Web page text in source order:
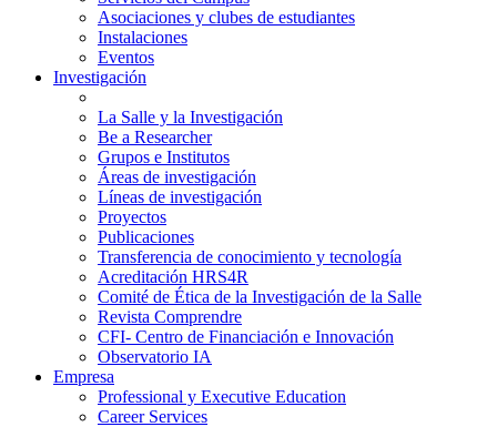
Asociaciones y clubes de estudiantes
Instalaciones
Eventos
Investigación
La Salle y la Investigación
Be a Researcher
Grupos e Institutos
Áreas de investigación
Líneas de investigación
Proyectos
Publicaciones
Transferencia de conocimiento y tecnología
Acreditación HRS4R
Comité de Ética de la Investigación de la Salle
Revista Comprendre
CFI- Centro de Financiación e Innovación
Observatorio IA
Empresa
Professional y Executive Education
Career Services